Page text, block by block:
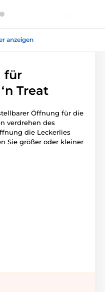
anzeigen
für
Treat
Öffnung für die
verdrehen des
die Leckerlies
Sie größer oder kleiner